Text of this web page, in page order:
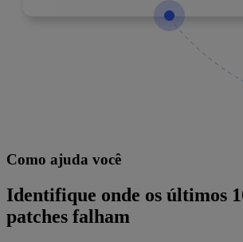
Como ajuda você
Identifique onde os últimos
patches falham